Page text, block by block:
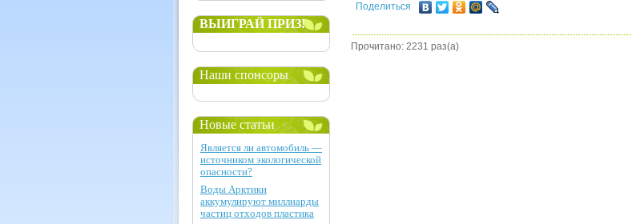
Поделиться
Прочитано: 2231 раз(а)
ВЫИГРАЙ ПРИЗ!
Наши спонсоры
Новые статьи
Является ли автомобиль —
источником экологической
опасности?
Воды Арктики
аккумулируют миллиарды
частиц отходов пластика